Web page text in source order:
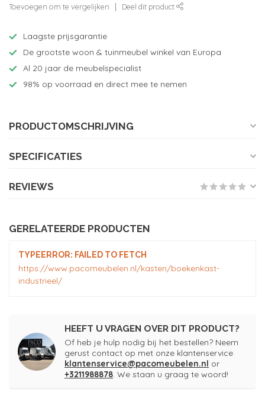
Toevoegen om te vergelijken Deel dit product
Laagste prijsgarantie
De grootste woon & tuinmeubel winkel van Europa
Al 20 jaar de meubelspecialist
98% op voorraad en direct mee te nemen
PRODUCTOMSCHRIJVING
SPECIFICATIES
REVIEWS
GERELATEERDE PRODUCTEN
TYPEERROR: FAILED TO FETCH
https://www.pacomeubelen.nl/kasten/boekenkast-
industrieel/
HEEFT U VRAGEN OVER DIT PRODUCT?
Of heb je hulp nodig bij het bestellen? Neem
gerust contact op met onze klantenservice
klantenservice@pacomeubelen.nl or
+3211988878. We staan u graag te woord!